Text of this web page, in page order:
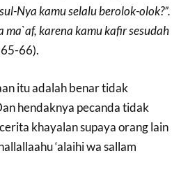
Nya kamu selalu berolok-olok?”.
ma`af, karena kamu kafir sesudah
66).
itu adalah benar tidak
hendaknya pecanda tidak
khayalan supaya orang lain
‘alaihi wa sallam